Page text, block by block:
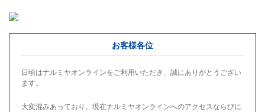
お客様各位
日頃はナルミヤオンラインをご利用いただき、誠にありがとうござい
ます。
大変混みあっており、現在ナルミヤオンラインへのアクセスならびに